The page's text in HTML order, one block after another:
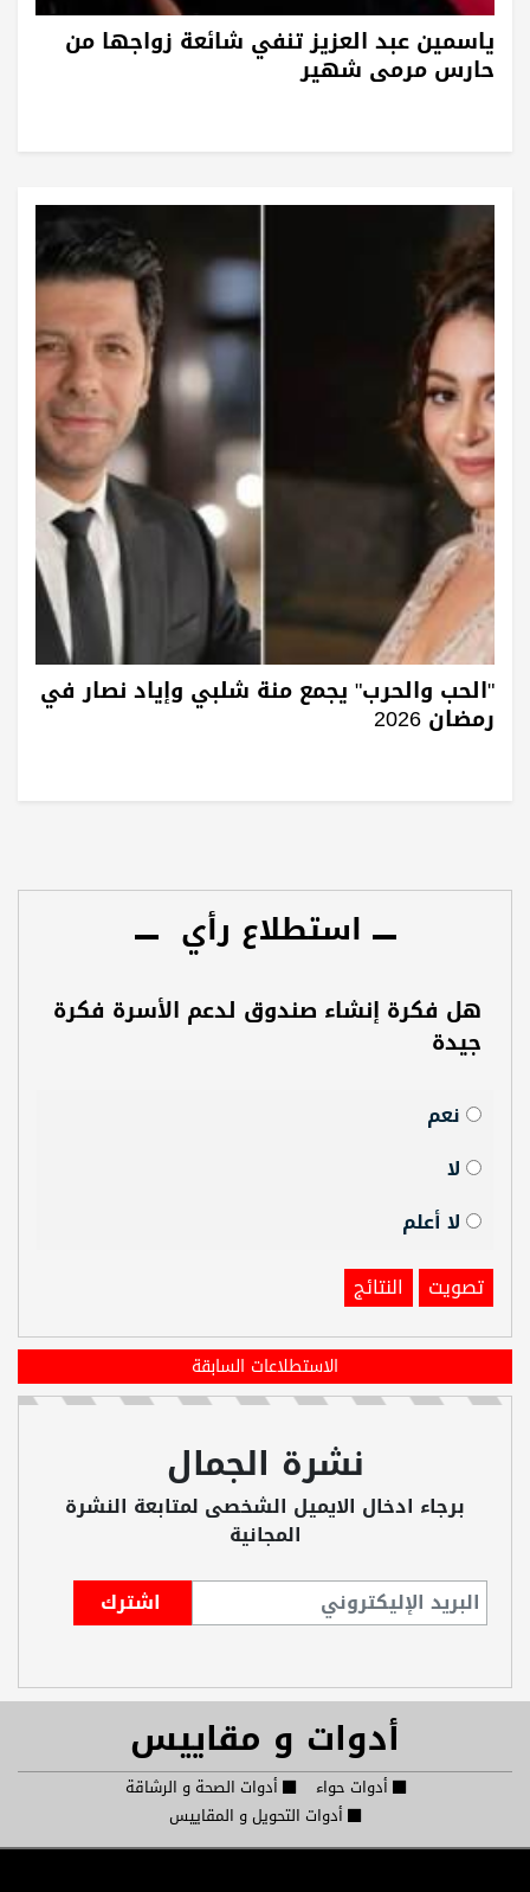
ياسمين عبد العزيز تنفي شائعة زواجها من
حارس مرمى شهير
"الحب والحرب" يجمع منة شلبي وإياد نصار في
رمضان 2026
استطلاع رأي
هل فكرة إنشاء صندوق لدعم الأسرة فكرة
جيدة
نعم
لا
لا أعلم
تصويت
النتائج
الاستطلاعات السابقة
نشرة الجمال
برجاء ادخال الايميل الشخصى لمتابعة النشرة
المجانية
أدوات و مقاييس
أدوات حواء
أدوات الصحة و الرشاقة
أدوات التحويل و المقاييس